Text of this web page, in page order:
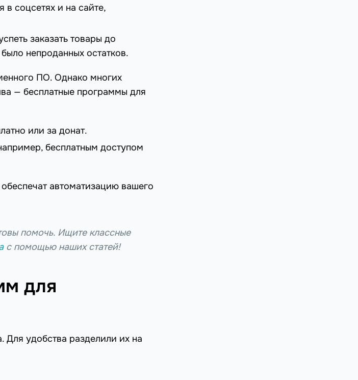
в соцсетях и на сайте,
заказать товары до
непроданных остатков.
ПО. Однако многих
— бесплатные программы для
или за донат.
бесплатным доступом
автоматизацию вашего
помочь. Ищите классные
с помощью наших статей!
для
Для удобства разделили их на